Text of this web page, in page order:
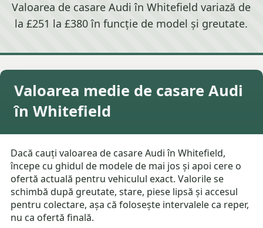
Valoarea de casare Audi în Whitefield variază de
la £251 la £380 în funcție de model și greutate.
Valoarea medie de casare Audi
în Whitefield
Dacă cauți valoarea de casare Audi în Whitefield,
începe cu ghidul de modele de mai jos și apoi cere o
ofertă actuală pentru vehiculul exact. Valorile se
schimbă după greutate, stare, piese lipsă și accesul
pentru colectare, așa că folosește intervalele ca reper,
nu ca ofertă finală.